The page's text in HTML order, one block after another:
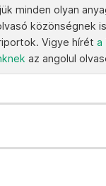
minden olyan
közönségnek
Vigye hírét a
az angolul